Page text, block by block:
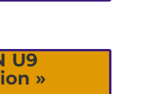
U9
»